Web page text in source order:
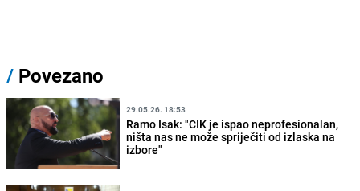
/ Povezano
29.05.26. 18:53
Ramo Isak: "CIK je ispao neprofesionalan,
ništa nas ne može spriječiti od izlaska na
izbore"